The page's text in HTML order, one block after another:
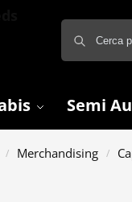
Semi
/ Merchandising /